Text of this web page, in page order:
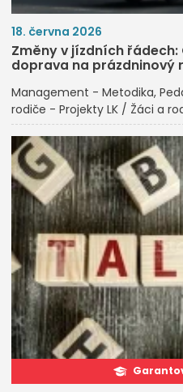
18. června 2026
Změny v jízdních
doprava na prázdninový
Management - Metodika
rodiče - Projekty LK / Žáci a